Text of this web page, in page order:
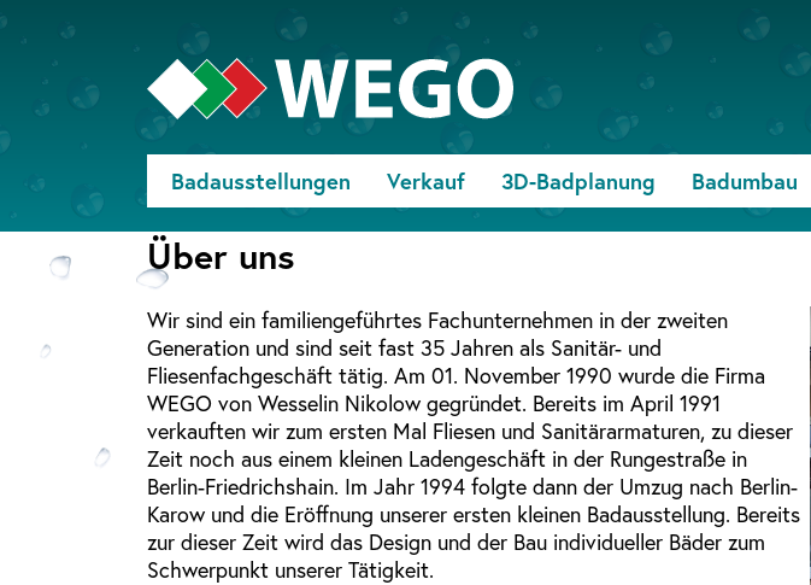
Badausstellungen Verkauf 3D-Badplanung Badumbau
Über uns
Wir sind ein familiengeführtes Fachunternehmen in der zweiten
Generation und sind seit fast 35 Jahren als Sanitär- und
Fliesenfachgeschäft tätig. Am 01. November 1990 wurde die Firma
WEGO von Wesselin Nikolow gegründet. Bereits im April 1991
verkauften wir zum ersten Mal Fliesen und Sanitärarmaturen, zu dieser
Zeit noch aus einem kleinen Ladengeschäft in der Rungestraße in
Berlin-Friedrichshain. Im Jahr 1994 folgte dann der Umzug nach Berlin-
Karow und die Eröffnung unserer ersten kleinen Badausstellung. Bereits
zur dieser Zeit wird das Design und der Bau individueller Bäder zum
Schwerpunkt unserer Tätigkeit.